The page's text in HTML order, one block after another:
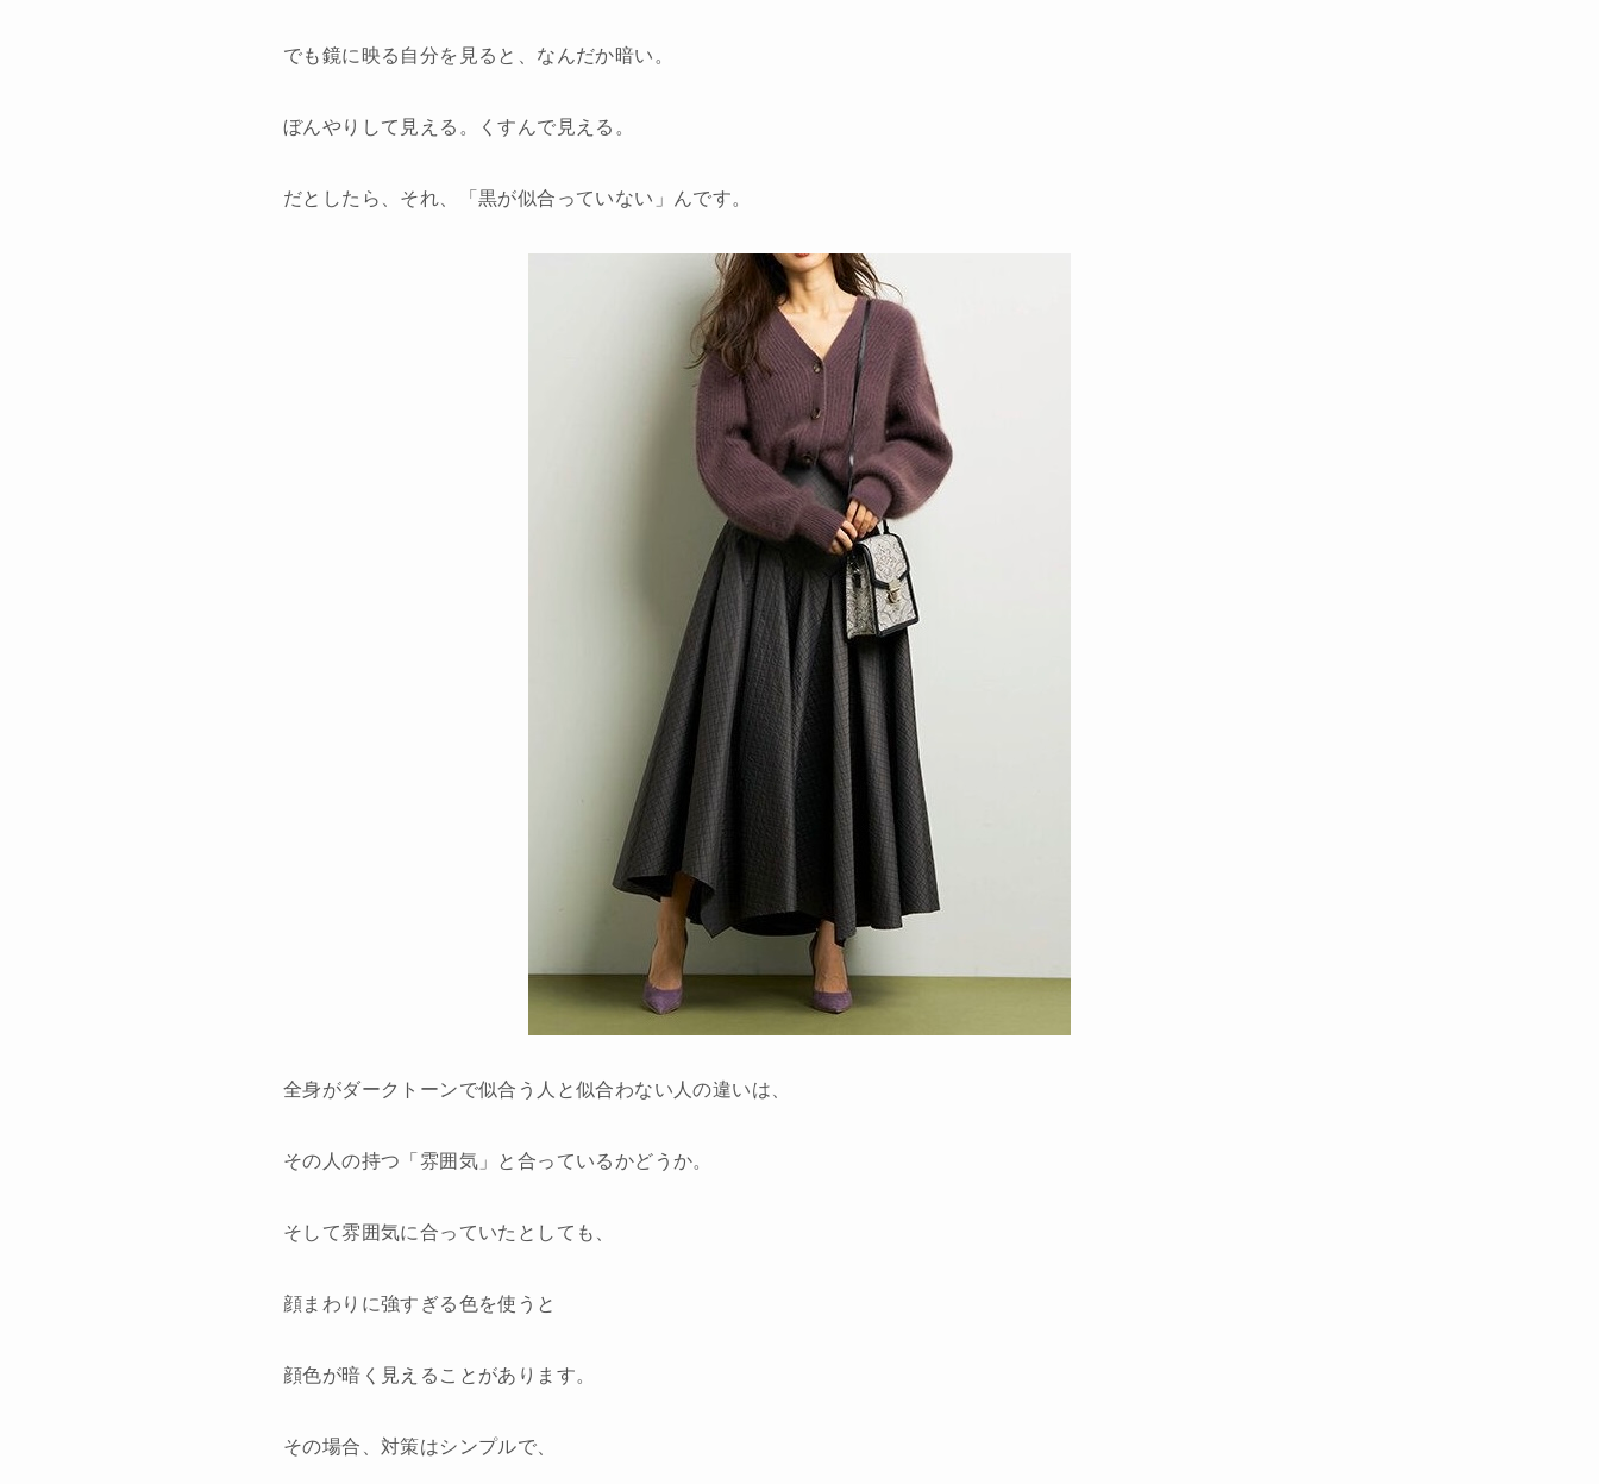
でも鏡に映る自分を見ると、なんだか暗い。
ぼんやりして見える。くすんで見える。
だとしたら、それ、「黒が似合っていない」んです。
全身がダークトーンで似合う人と似合わない人の違いは、
その人の持つ「雰囲気」と合っているかどうか。
そして雰囲気に合っていたとしても、
顔まわりに強すぎる色を使うと
顔色が暗く見えることがあります。
その場合、対策はシンプルで、